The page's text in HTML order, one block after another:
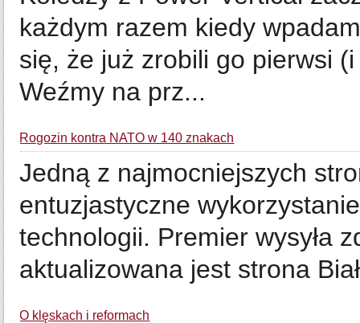
każdym razem kiedy
się, że już zrobili go pierwsi
Weźmy na prz...
Rogozin kontra NATO w 140 znakach
Jedną z najmocniejszych
entuzjastyczne
technologii. Premier wysyła
aktualizowana jest strona
O klęskach i reformach